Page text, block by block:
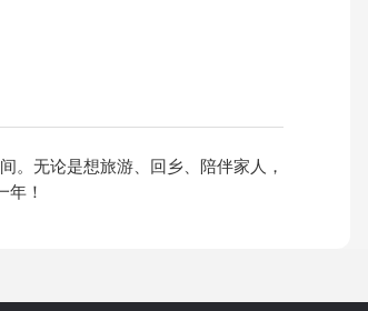
。无论是想旅游、回乡、陪伴家人，
！